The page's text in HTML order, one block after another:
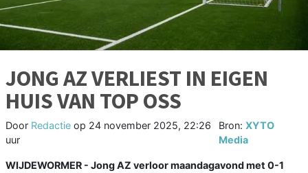
JONG AZ VERLIEST IN EIGEN
HUIS VAN TOP OSS
Door Redactie op 24 november 2025, 22:26
uur
Bron:XYTO
Media
WIJDEWORMER - Jong AZ verloor maandagavond met 0-1